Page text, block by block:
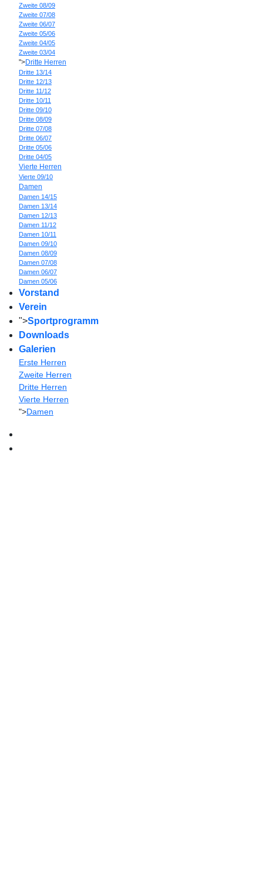
Zweite 08/09
Zweite 07/08
Zweite 06/07
Zweite 05/06
Zweite 04/05
Zweite 03/04
">Dritte Herren
Dritte 13/14
Dritte 12/13
Dritte 11/12
Dritte 10/11
Dritte 09/10
Dritte 08/09
Dritte 07/08
Dritte 06/07
Dritte 05/06
Dritte 04/05
Vierte Herren
Vierte 09/10
Damen
Damen 14/15
Damen 13/14
Damen 12/13
Damen 11/12
Damen 10/11
Damen 09/10
Damen 08/09
Damen 07/08
Damen 06/07
Damen 05/06
Vorstand
Verein
">Sportprogramm
Downloads
Galerien
Erste Herren
Zweite Herren
Dritte Herren
Vierte Herren
">Damen